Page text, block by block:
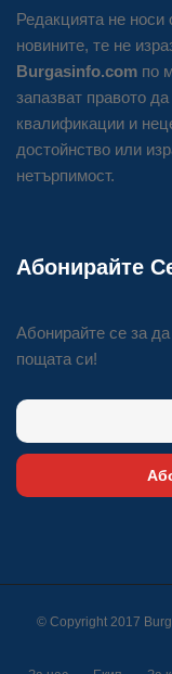
Редакцията не носи
новините, те не
Burgasinfo.com по
запазват правото
квалификации и
достойнство или
нетърпимост.
Абонирайте
Абонирайте се за
пощата си!
© Copyright 2017